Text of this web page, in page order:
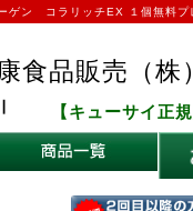
ゲン コラリッチEX １個無料プ
食品販売（株）
【キューサイ正